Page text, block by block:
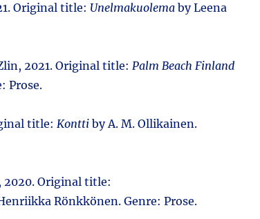
Original title: Unelmakuolema by Leena
2021. Original title: Palm Beach Finland
Prose.
title: Kontti by A. M. Ollikainen.
2020. Original title:
Rönkkönen. Genre: Prose.